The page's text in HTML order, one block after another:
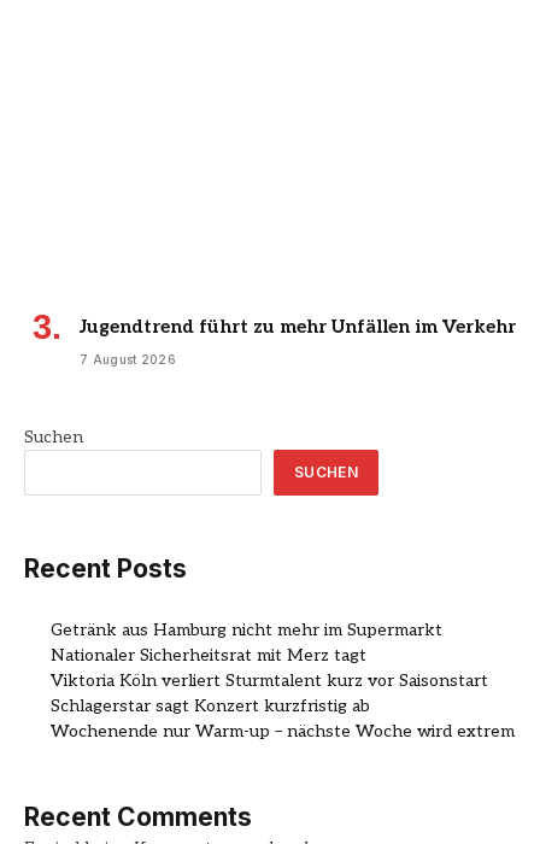
Jugendtrend führt zu mehr Unfällen im Verkehr
7 August 2026
Suchen
SUCHEN
Recent Posts
Getränk aus Hamburg nicht mehr im Supermarkt
Nationaler Sicherheitsrat mit Merz tagt
Viktoria Köln verliert Sturmtalent kurz vor Saisonstart
Schlagerstar sagt Konzert kurzfristig ab
Wochenende nur Warm-up – nächste Woche wird extrem
Recent Comments